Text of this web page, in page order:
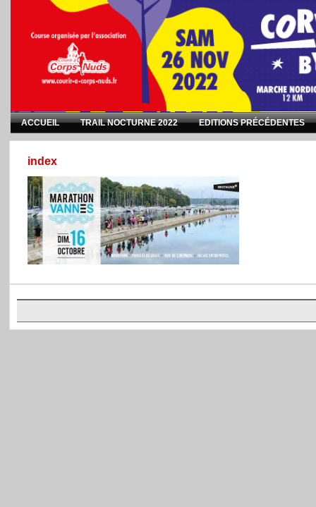
ACCUEIL TRAIL NOCTURNE 2022 EDITIONS PRÉCÉDENTES
index